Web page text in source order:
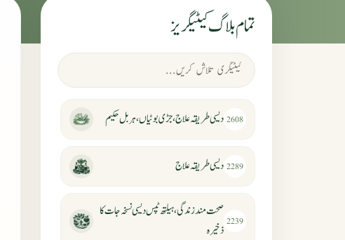
تمام بلاگ کیٹیگریز
2608 دیسی طریقہ علاج، جڑی بوٹیاں، ہربل حکیم
2289 دیسی طریقہ علاج
2239
صحت مند زندگی، ہیلتھ ٹپس دیسی نسخہ جات کا
ذخیرہ